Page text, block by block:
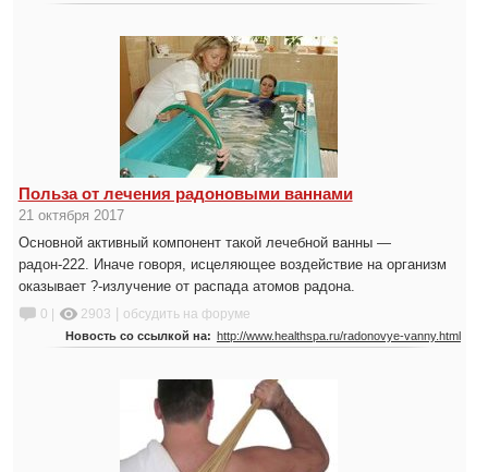
Польза от лечения радоновыми ваннами
21 октября 2017
Основной активный компонент такой лечебной ванны —
радон-222. Иначе говоря, исцеляющее воздействие на организм
оказывает ?-излучение от распада атомов радона.
0 | 2903 обсудить на форуме
Новость со ссылкой на: http://www.healthspa.ru/radonovye-vanny.html